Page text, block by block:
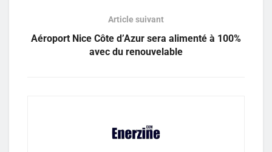
Article suivant
Aéroport Nice Côte d’Azur sera alimenté à 100%
avec du renouvelable